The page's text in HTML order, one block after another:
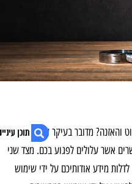
והאזנה? מדובר בעיקר על מצבים
אשר עלולים לפגוע בכם. מצד שני
מידע אודותיכם על ידי שימוש